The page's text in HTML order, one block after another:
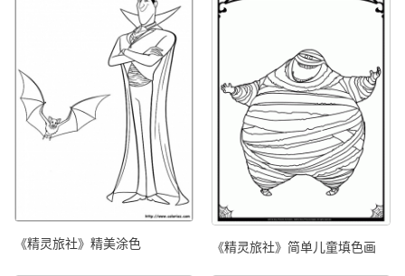
《精灵旅社》精美涂色 《精灵旅社》简单儿童填色画